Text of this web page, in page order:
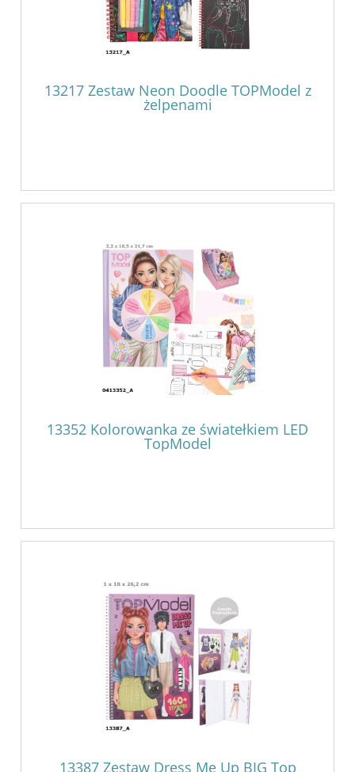
13217 Zestaw Neon Doodle TOPModel z
żelpenami
13352 Kolorowanka ze światełkiem LED
TopModel
13387 Zestaw Dress Me Up BIG Top